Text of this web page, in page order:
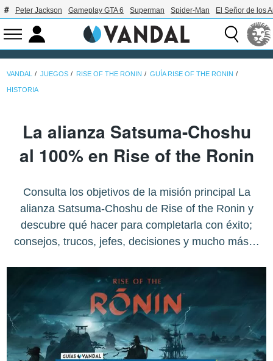
Peter Jackson Gameplay GTA 6 Superman Spider-Man El Señor de los
VANDAL JUEGOS RISE OF THE RONIN GUÍA RISE OF THE RONIN
HISTORIA
La alianza Satsuma-Choshu
al 100% en Rise of the Ronin
Consulta los objetivos de la misión principal La
alianza Satsuma-Choshu de Rise of the Ronin y
descubre qué hacer para completarla con éxito;
consejos, trucos, jefes, decisiones y mucho más…